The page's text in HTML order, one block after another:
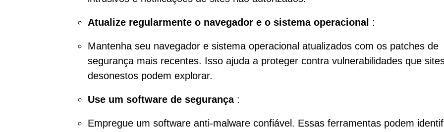
Atualize regularmente o navegador e o sistema operacional :
Mantenha seu navegador e sistema operacional atualizados com os patches de
segurança mais recentes. Isso ajuda a proteger contra vulnerabilidades que
desonestos podem explorar.
Use um software de segurança:
Empregue um software anti-malware confiável. Essas ferramentas podem